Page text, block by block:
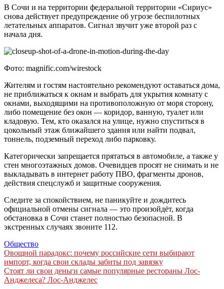
В Сочи и на территории федеральной территории «Сириус»
снова действует предупреждение об угрозе беспилотных
летательных аппаратов. Сигнал звучит уже второй раз с
начала дня.
Фото: magnific.com/wirestock
Жителям и гостям настоятельно рекомендуют оставаться дома,
не приближаться к окнам и выбрать для укрытия комнату с
окнами, выходящими на противоположную от моря сторону,
либо помещение без окон — коридор, ванную, туалет или
кладовую. Тем, кто оказался на улице, нужно спуститься в
цокольный этаж ближайшего здания или найти подвал,
тоннель, подземный переход либо парковку.
Категорически запрещается прятаться в автомобиле, а также у
стен многоэтажных домов. Очевидцев просят не снимать и не
выкладывать в интернет работу ПВО, фрагменты дронов,
действия спецслужб и защитные сооружения.
Следите за спокойствием, не паникуйте и дождитесь
официальной отмены сигнала — это произойдёт, когда
обстановка в Сочи станет полностью безопасной. В
экстренных случаях звоните 112.
Общество
Навигация
по
записям
Овощной парадокс: почему российские сети выбирают
импорт, когда свои склады забиты под завязку
Стоят ли свои деньги самые популярные рестораны Лос-
Анджелеса? Лос-Анджелес